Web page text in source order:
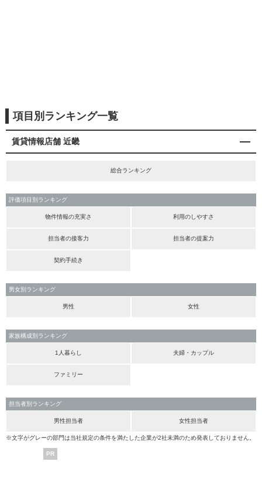
項目別ランキング一覧
賃貸情報店舗 近畿
総合ランキング
評価項目別ランキング
物件情報の充実さ 利用のしやすさ
担当者の接客力 担当者の提案力
契約手続き
男女別ランキング
男性 女性
家族構成別ランキング
1人暮らし 夫婦・カップル
ファミリー
担当者別ランキング
男性担当者 女性担当者
※文字がグレーの部門は当社規定の条件を満たした企業が2社未満のため発表しておりません。
PR